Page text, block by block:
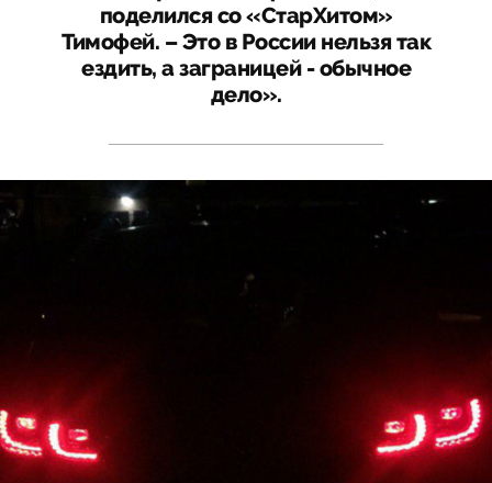
поделился со «СтарХитом»
Тимофей. – Это в России нельзя так
ездить, а заграницей - обычное
дело».